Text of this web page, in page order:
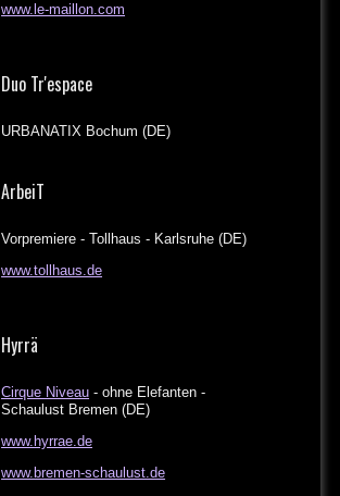
www.le-maillon.com
Duo Tr'espace
URBANATIX Bochum (DE)
ArbeiT
Vorpremiere - Tollhaus - Karlsruhe (DE)
www.tollhaus.de
Hyrrä
Cirque Niveau - ohne Elefanten -
Schaulust Bremen (DE)
www.hyrrae.de
www.bremen-schaulust.de